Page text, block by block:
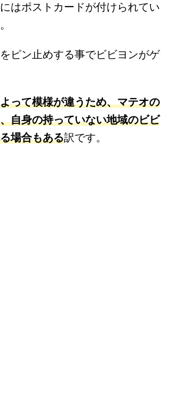
はポストカードが付けられてい
ピン止めする事でビビヨンがゲ
って模様が違うため、マテオの
自身の持っていない地域のビビ
場合もある訳です。